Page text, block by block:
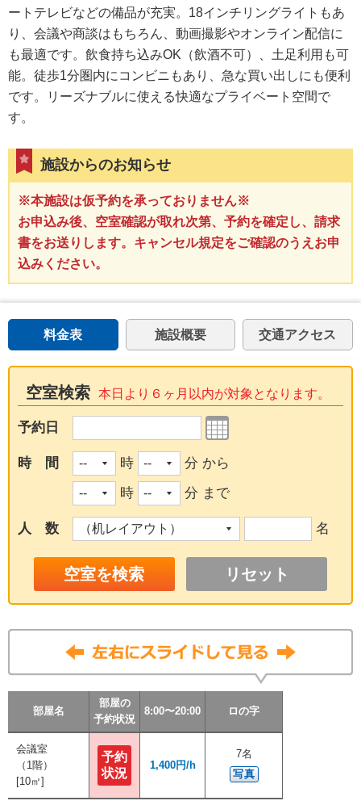
ートテレビなどの備品が充実。18インチリングライトもあ
り、会議や商談はもちろん、動画撮影やオンライン配信に
も最適です。飲食持ち込みOK（飲酒不可）、土足利用も可
能。徒歩1分圏内にコンビニもあり、急な買い出しにも便利
です。リーズナブルに使える快適なプライベート空間で
す。
施設からのお知らせ
※本施設は仮予約を承っておりません※
お申込み後、空室確認が取れ次第、予約を確定し、請求
書をお送りします。キャンセル規定をご確認のうえお申
込みください。
料金表 施設概要 交通アクセス
空室検索 本日より６ヶ月以内が対象となります。
予約日
時 間 時
分 から
時
分 まで
人 数 名
リセット
部屋名
部屋の
予約状況
8:00〜20:00 ロの字
部屋名
部屋の
予約状況
8:00〜20:00 ロの字
部屋名
部屋の
予約状況
8:00〜20:00 ロの字
会議室
（1階）
[10㎡]
予約
状況
1,400円/h
7名
写真
部屋名
部屋の
予約状況
8:00〜20:00 ロの字
会議室
（1階）
[10㎡]
予約
状況
1,400円/h
7名
写真